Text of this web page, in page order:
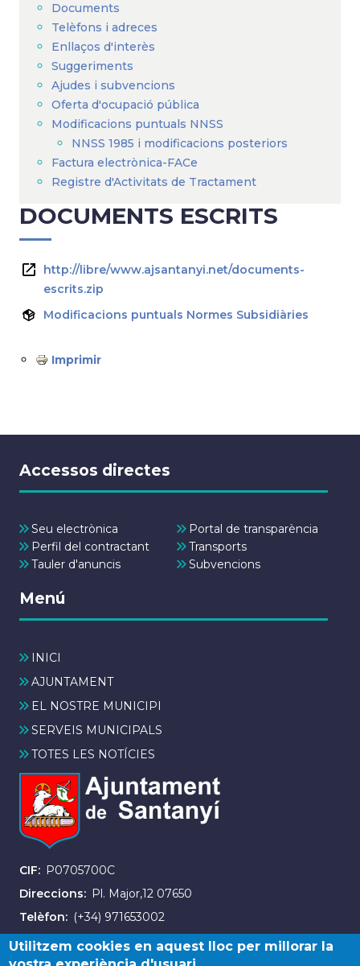
Documents
Telèfons i adreces
Enllaços d'interès
Suggeriments
Ajudes i subvencions
Oferta d'ocupació pública
Modificacions puntuals NNSS
NNSS 1985 i modificacions posteriors
Factura electrònica-FACe
Registre d'Activitats de Tractament
DOCUMENTS ESCRITS
http://libre/www.ajsantanyi.net/documents-
escrits.zip
Modificacions puntuals Normes Subsidiàries
Imprimir
Accessos directes
Seu electrònica
Portal de transparència
Perfil del contractant
Transports
Tauler d'anuncis
Subvencions
Menú
INICI
AJUNTAMENT
EL NOSTRE MUNICIPI
SERVEIS MUNICIPALS
TOTES LES NOTÍCIES
CIF
P0705700C
Direccions
Pl. Major,12 07650
Telèfon
(+34) 971653002
Fax (+34) 971163007
Utilitzem cookies en aquest lloc per millorar la